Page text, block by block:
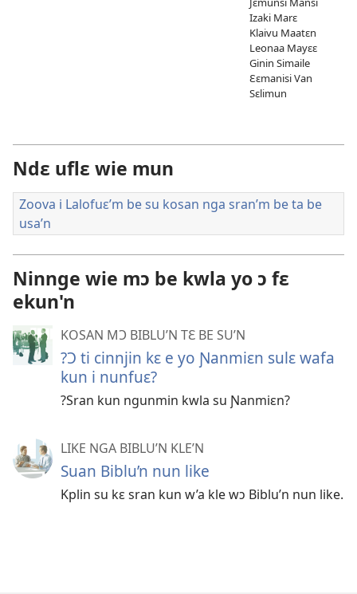
Izaki Marɛ
Klaivu Maatɛn
Leonaa Mayɛɛ
Ginin Simaile
Ɛɛmanisi Van
Sɛlimun
Ndɛ uflɛ wie mun
Zoova i Lalofuɛ’m be su kosan nga sran’m be ta be
usa’n
Ninnge wie mɔ be kwla yo ɔ fɛ
ekun'n
KOSAN MƆ BIBLU’N TƐ BE SU’N
?Ɔ ti cinnjin kɛ e yo Ɲanmiɛn sulɛ wafa
kun i nunfuɛ?
?Sran kun ngunmin kwla su Ɲanmiɛn?
LIKE NGA BIBLU’N KLE’N
Suan Biblu’n nun like
Kplin su kɛ sran kun w’a kle wɔ Biblu’n nun like.